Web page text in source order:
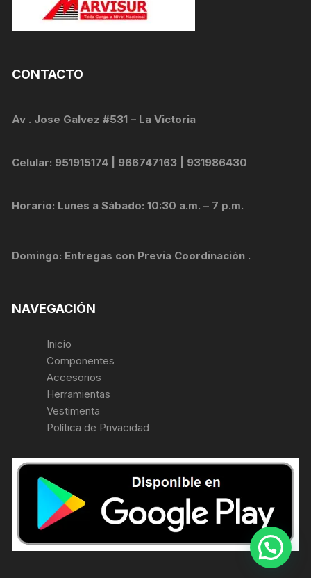
CONTACTO
Av . Jose Galvez #531 – La Victoria
Celular: 951915174 | 966747163 | 931986430
Horario: Lunes a Sábado: 10:30 a.m. – 7 p.m.
Domingo: Entregas con Previa Coordinación .
NAVEGACIÓN
Inicio
Componentes
Accesorios
Herramientas
Vestimenta
Política de Privacidad